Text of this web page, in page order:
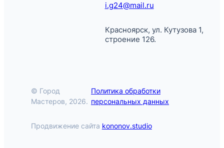
i.g24@mail.ru
Красноярск, ул. Кутузова 1,
строение 126.
© Город
Мастеров, 2026.
Политика обработки
персональных данных
Продвижение сайта kononov.studio